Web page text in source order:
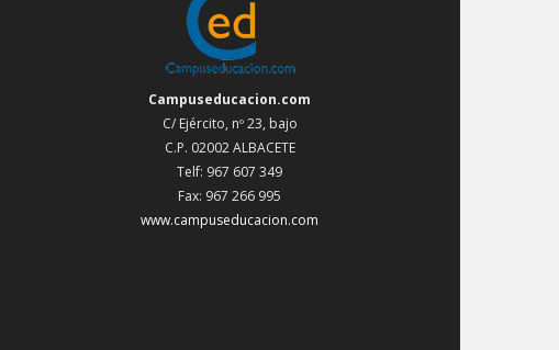
Campuseducacion.com
C/ Ejército, nº 23, bajo
C.P. 02002 ALBACETE
Telf: 967 607 349
Fax: 967 266 995
www.campuseducacion.com